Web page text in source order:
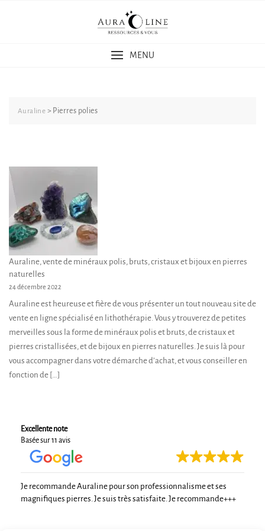
MENU
Auraline > Pierres polies
Auraline, vente de minéraux polis, bruts, cristaux et bijoux en pierres
naturelles
24 décembre 2022
Auraline est heureuse et fière de vous présenter un tout nouveau site de
vente en ligne spécialisé en lithothérapie. Vous y trouverez de petites
merveilles sous la forme de minéraux polis et bruts, de cristaux et
pierres cristallisées, et de bijoux en pierres naturelles. Je suis là pour
vous accompagner dans votre démarche d’achat, et vous conseiller en
fonction de […]
Excellente note
Basée sur 11 avis
Je recommande Auraline pour son professionnalisme et ses
magnifiques pierres. Je suis très satisfaite. Je recommande+++